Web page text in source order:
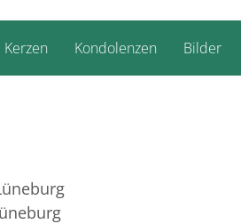
Kerzen Kondolenzen Bilder